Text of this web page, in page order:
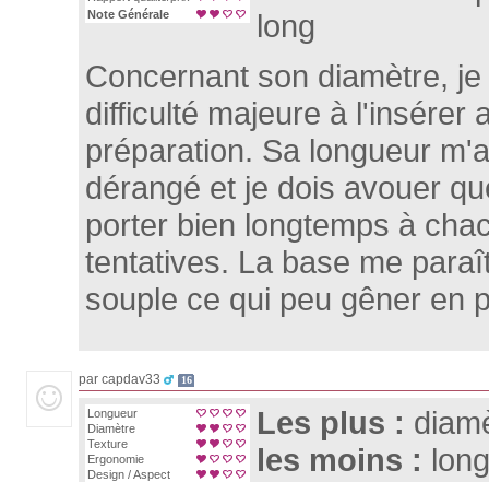
Note Générale
long
Concernant son diamètre,
difficulté majeure à l'insérer
préparation. Sa longueur
dérangé et je dois avouer
porter bien longtemps à
tentatives. La base me
souple ce qui peu gêner en
par capdav33 16
Longueur
Diamètre
Texture
Ergonomie
Design / Aspect
Les plus :
les moins :